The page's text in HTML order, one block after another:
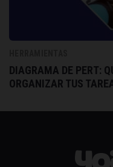
DIAGRAMA DE PERT:
ORGANIZAR TUS